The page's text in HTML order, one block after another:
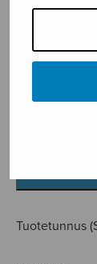
Kärki Toivo
8,00€
Lauluja
Tuotetunnus